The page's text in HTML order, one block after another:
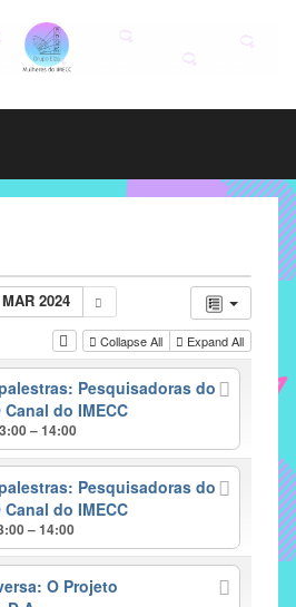
2024
Collapse All Expand All
Pesquisadoras do
Canal do IMECC
– 14:00
Pesquisadoras do
Canal do IMECC
– 14:00
O Projeto